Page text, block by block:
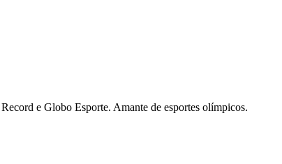
e Globo Esporte. Amante de esportes olímpicos.